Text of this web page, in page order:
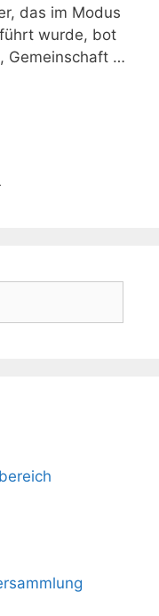
das im Modus
wurde, bot
Gemeinschaft …